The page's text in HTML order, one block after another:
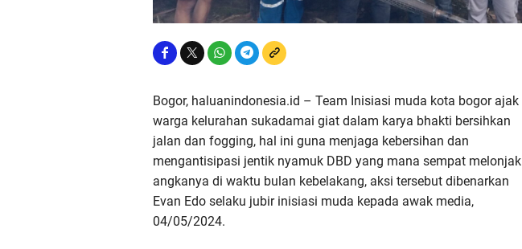
Bogor, haluanindonesia.id – Team Inisiasi muda kota bogor ajak
warga kelurahan sukadamai giat dalam karya bhakti bersihkan
jalan dan fogging, hal ini guna menjaga kebersihan dan
mengantisipasi jentik nyamuk DBD yang mana sempat melonjak
angkanya di waktu bulan kebelakang, aksi tersebut dibenarkan
Evan Edo selaku jubir inisiasi muda kepada awak media,
04/05/2024.